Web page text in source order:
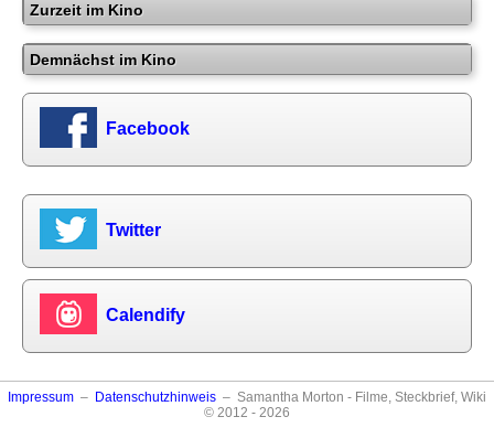
Zurzeit im Kino
Demnächst im Kino
Facebook
Twitter
Calendify
Impressum – Datenschutzhinweis – Samantha Morton - Filme, Steckbrief, Wiki
© 2012 - 2026